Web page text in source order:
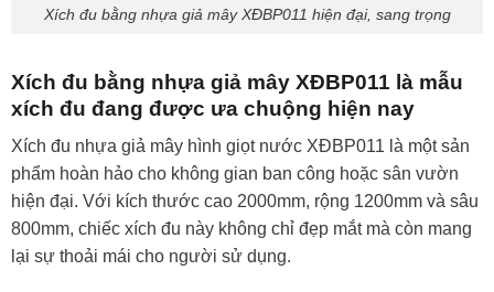
Xích đu bằng nhựa giả mây XĐBP011 hiện đại, sang trọng
Xích đu bằng nhựa giả mây XĐBP011 là mẫu
xích đu đang được ưa chuộng hiện nay
Xích đu nhựa giả mây hình giọt nước XĐBP011 là một sản
phẩm hoàn hảo cho không gian ban công hoặc sân vườn
hiện đại. Với kích thước cao 2000mm, rộng 1200mm và sâu
800mm, chiếc xích đu này không chỉ đẹp mắt mà còn mang
lại sự thoải mái cho người sử dụng.